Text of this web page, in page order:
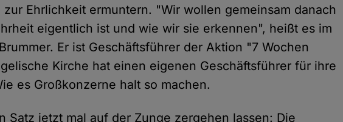
Ehrlichkeit ermuntern. "Wir wollen gemeinsam danach
eigentlich ist und wie wir sie erkennen", heißt es im
Er ist Geschäftsführer der Aktion "7 Wochen
Kirche hat einen eigenen Geschäftsführer für ihre
es Großkonzerne halt so machen.
Satz jetzt mal auf der Zunge zergehen lassen: Die